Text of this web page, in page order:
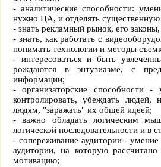
- аналитические способности:
нужно ЦА, и отделять
- знать рекламный рынок, его
- знать, как работать с
понимать технологии и методы
- интересоваться и быть
рождаются в энтузиазме, с
информации;
- организаторские способности -
контролировать, убеждать
людям, "заражать" их общей идеей;
- важно обладать логическим
логической последовательности и в
- сопереживание аудитории -
аудитории, на которую
мотивацию;